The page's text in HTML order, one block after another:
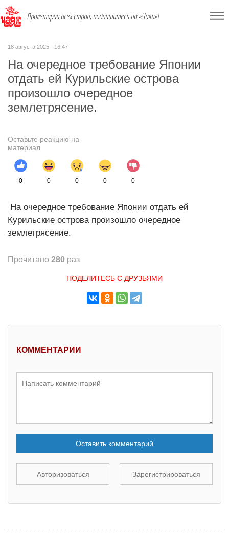
Пролетарии всех стран, подпишитесь на «Чаян»!
18 августа 2025 - 16:47
На очередное требование Японии
отдать ей Курильские острова
произошло очередное
землетрясение.
Оставьте реакцию на
материал
0 0 0 0 0
На очередное требование Японии отдать ей
Курильские острова произошло очередное
землетрясение.
Прочитано 280 раз
ПОДЕЛИТЕСЬ С ДРУЗЬЯМИ
КОММЕНТАРИИ
Оставить комментарий
Авторизоваться Зарегистрироваться